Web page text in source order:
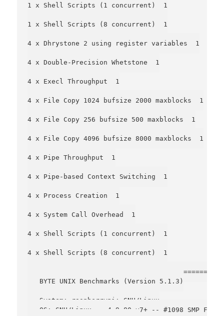
1 x Shell Scripts (1 concurrent)  1
1 x Shell Scripts (8 concurrent)  1
4 x Dhrystone 2 using register variables  1
4 x Double-Precision Whetstone  1
4 x Execl Throughput  1
4 x File Copy 1024 bufsize 2000 maxblocks  1
4 x File Copy 256 bufsize 500 maxblocks  1
4 x File Copy 4096 bufsize 8000 maxblocks  1
4 x Pipe Throughput  1
4 x Pipe-based Context Switching  1
4 x Process Creation  1
4 x System Call Overhead  1
4 x Shell Scripts (1 concurrent)  1
4 x Shell Scripts (8 concurrent)  1
   BYTE UNIX Benchmarks (Version 5.1.3)
   System: raspberrypi: GNU/Linux
OS: GNU/Linux -- 4.9.80-v7+ -- #1098 SMP Fri